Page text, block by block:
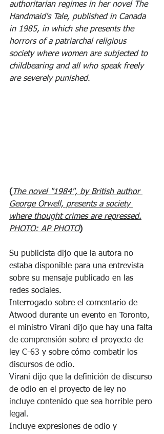
authoritarian regimes in her novel The
Handmaid's Tale, published in Canada
in 1985, in which she presents the
horrors of a patriarchal religious
society where women are subjected to
childbearing and all who speak freely
are severely punished.
( The novel "1984", by British author
George Orwell, presents a society
where thought crimes are repressed.
PHOTO: AP PHOTO)
Su publicista dijo que la autora no
estaba disponible para una entrevista
sobre su mensaje publicado en las
redes sociales.
Interrogado sobre el comentario de
Atwood durante un evento en Toronto,
el ministro Virani dijo que hay una falta
de comprensión sobre el proyecto de
ley C-63 y sobre cómo combatir los
discursos de odio.
Virani dijo que la definición de discurso
de odio en el proyecto de ley no
incluye contenido que sea horrible pero
legal.
Incluye expresiones de odio y